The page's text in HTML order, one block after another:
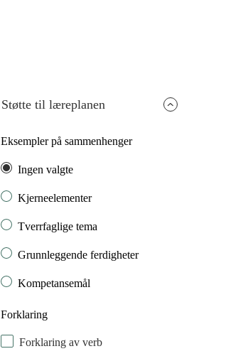
Støtte til læreplanen
Eksempler på sammenhenger
Ingen valgte
Kjerneelementer
Tverrfaglige tema
Grunnleggende ferdigheter
Kompetansemål
Forklaring
Forklaring av verb